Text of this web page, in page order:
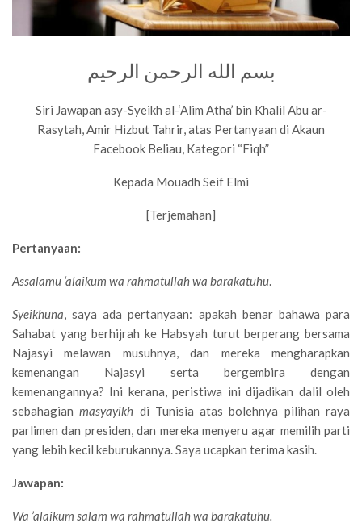
بسم الله الرحمن الرحيم
Siri Jawapan asy-Syeikh al-‘Alim Atha’ bin Khalil Abu ar-
Rasytah, Amir Hizbut Tahrir, atas Pertanyaan di Akaun
Facebook Beliau, Kategori “Fiqh”
Kepada Mouadh Seif Elmi
[Terjemahan]
Pertanyaan:
Assalamu ‘alaikum wa rahmatullah wa barakatuhu.
Syeikhuna, saya ada pertanyaan: apakah benar bahawa para
Sahabat yang berhijrah ke Habsyah turut berperang bersama
Najasyi melawan musuhnya, dan mereka mengharapkan
kemenangan Najasyi serta bergembira dengan
kemenangannya? Ini kerana, peristiwa ini dijadikan dalil oleh
sebahagianmasyayikh di Tunisia atas bolehnya pilihan raya
parlimen dan presiden, dan mereka menyeru agar memilih parti
yang lebih kecil keburukannya. Saya ucapkan terima kasih.
Jawapan:
Wa ’alaikum salam wa rahmatullah wa barakatuhu.